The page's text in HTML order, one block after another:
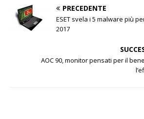
PRECEDENTE
ESET svela i 5 malware più
2017
AOC 90, monitor pensati per il